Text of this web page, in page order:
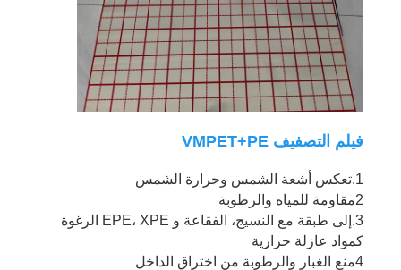
فيلم التصفيف VMPET+PE
1.تعكس أشعة الشمس وحرارة الشمس
2مقاومة للمياه والرطوبة
3.إلى طبقة مع النسيج، الفقاعة و EPE، XPE الرغوة
كمواد عازلة حرارية
4منع الغبار والرطوبة من اختراق الداخل